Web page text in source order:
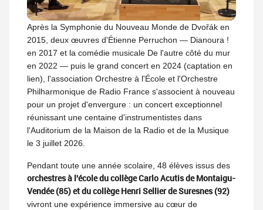
Après la Symphonie du Nouveau Monde de Dvořák en
2015, deux œuvres d'Étienne Perruchon — Dianoura !
en 2017 et la comédie musicale De l'autre côté du mur
en 2022 — puis le grand concert en 2024 (captation en
lien), l'association Orchestre à l'École et l'Orchestre
Philharmonique de Radio France s'associent à nouveau
pour un projet d'envergure : un concert exceptionnel
réunissant une centaine d'instrumentistes dans
l'Auditorium de la Maison de la Radio et de la Musique
le 3 juillet 2026.
Pendant toute une année scolaire, 48 élèves issus des
orchestres à l'école du collège Carlo Acutis de Montaigu-
Vendée (85) et du collège Henri Sellier de Suresnes (92)
vivront une expérience immersive au cœur de